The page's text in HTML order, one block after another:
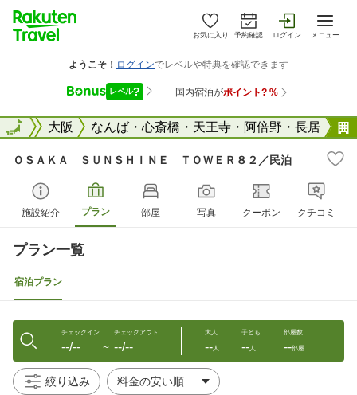
お気に入り 予約確認 ログイン メニュー
阪府 大阪 なんば・心斎橋・天王寺・阿倍野・長居
全国
ＯＳＡＫＡ ＳＵＮＳＨＩＮＥ ＴＯＷＥＲ８２／民泊
施設紹介 プラン 部屋 写真 クーポン クチコミ
プラン一覧
宿泊プラン
チェックイン
--/-- 〜
チェックアウト
--/--
大人
--人
子ども
--人
部屋数
--部屋
絞り込み